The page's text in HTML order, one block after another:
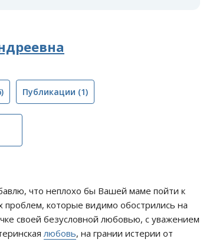
Публикации (1)
что неплохо бы Вашей маме пойти к
проблем, которые видимо обострились на
своей безусловной любовью, с уважением
любовь, на грании истерии от